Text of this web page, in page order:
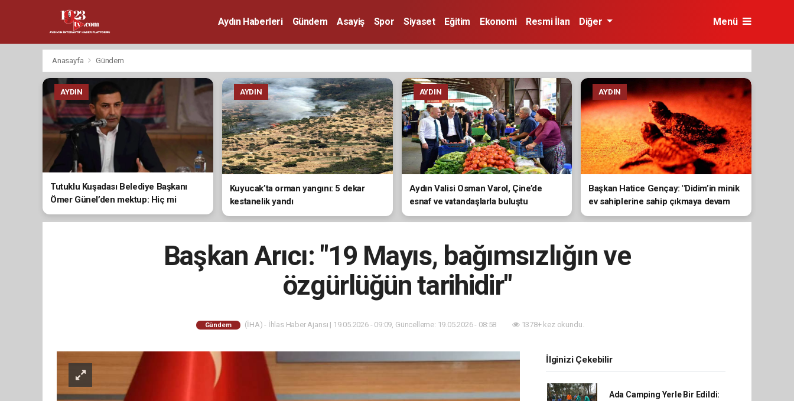
Aydın Haberleri Gündem Asayiş Spor Siyaset Eğitim Ekonomi Resmi İlan Diğer Menü
Anasayfa Gündem
AYDIN
Tutuklu Kuşadası Belediye Başkanı
Ömer Günel’den mektup: Hiç mi
vicdanınız sızlamıyor?
AYDIN
Kuyucak’ta orman yangını: 5 dekar
kestanelik yandı
AYDIN
Aydın Valisi Osman Varol, Çine’de
esnaf ve vatandaşlarla buluştu
AYDIN
Başkan Hatice Gençay: "Didim’in minik
ev sahiplerine sahip çıkmaya devam
edeceğiz"
Başkan Arıcı: "19 Mayıs, bağımsızlığın ve
özgürlüğün tarihidir"
Gündem (İHA) - İhlas Haber Ajansı | 19.05.2026 - 09:09, Güncelleme: 19.05.2026 - 08:58 1378+ kez okundu.
İlginizi Çekebilir
Ada Camping Yerle Bir Edildi: